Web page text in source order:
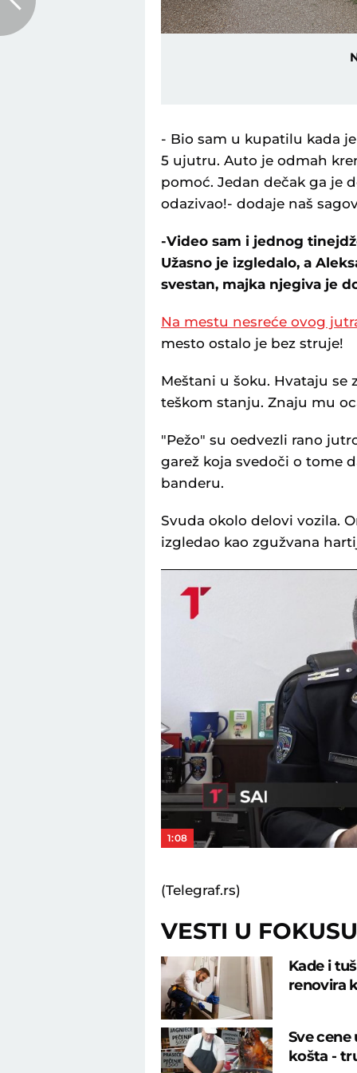
- Bio sam u kupatilu kada
5 ujutru. Auto je odmah
pomoć. Jedan dečak ga je
odazivao!- dodaje naš
-Video sam i jednog
Užasno je izgledalo, a
svestan, majka njegiva je
Na mestu nesreće ovog
mesto ostalo je bez struje!
Meštani u šoku. Hvataju se
teškom stanju. Znaju mu
"Pežo" su oedvezli rano
garež koja svedoči o tome
banderu.
Svuda okolo delovi vozila.
izgledao kao zgužvana
1:08
(Telegraf.rs)
VESTI U FOKUSU
Kade i
renovira
Sve
košta -